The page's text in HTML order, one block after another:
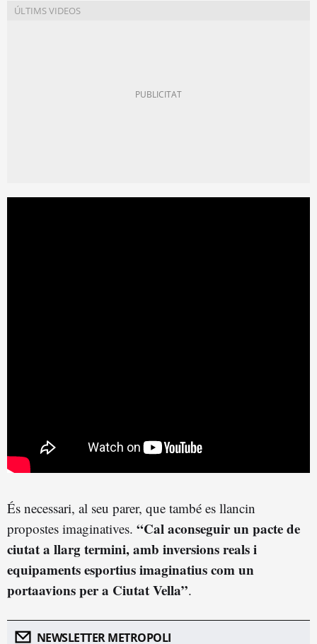
És necessari, al seu parer, que també es llancin
propostes imaginatives. “Cal aconseguir un pacte de
ciutat a llarg termini, amb inversions reals i
equipaments esportius imaginatius com un
portaavions per a Ciutat Vella”.
NEWSLETTER METROPOLI